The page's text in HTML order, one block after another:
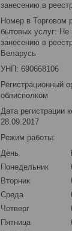
занесению в
Номер в Торговом
бытовых услуг: Не
занесению в
Беларусь
УНП: 690668106
Регистрационный
облисполком
Дата регистрации
28.09.2017
Режим работы:
День
Понедельник
Вторник
Среда
Четверг
Пятница